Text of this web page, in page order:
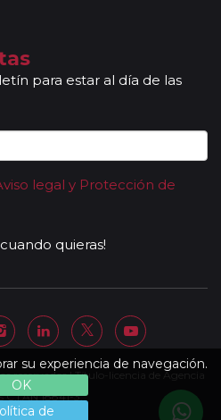
su experiencia de navegación.
OK
de
para estar al día de las
legal y Protección de
quieras!
reservados | Título-licencia de Agencia
C.I.AN 18841-3.